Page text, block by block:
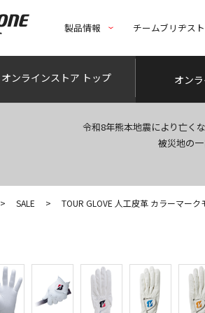
製品情報 チームブリヂス
オンラインストア トップ オン
令和8年熊本地震により亡く
被災地の
> SALE > TOUR GLOVE 人工皮革 カラーマーク